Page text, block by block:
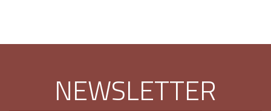
NEWSLETTER